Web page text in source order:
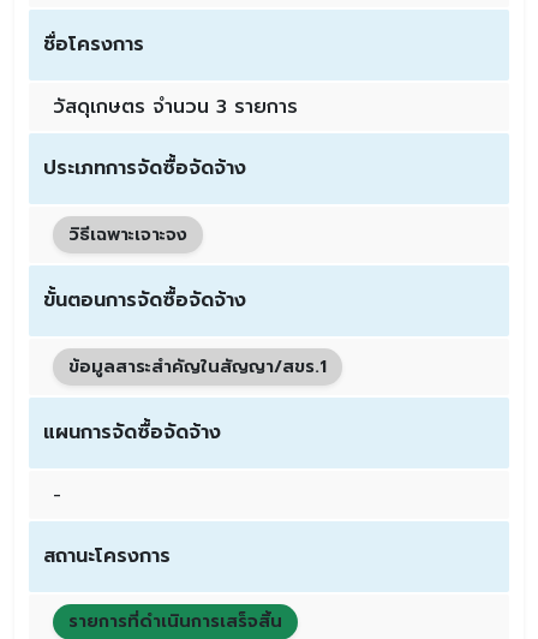
ชื่อโครงการ
วัสดุเกษตร จำนวน 3 รายการ
ประเภทการจัดซื้อจัดจ้าง
วิธีเฉพาะเจาะจง
ขั้นตอนการจัดซื้อจัดจ้าง
ข้อมูลสาระสำคัญในสัญญา/สขร.1
แผนการจัดซื้อจัดจ้าง
-
สถานะโครงการ
รายการที่ดำเนินการเสร็จสิ้น